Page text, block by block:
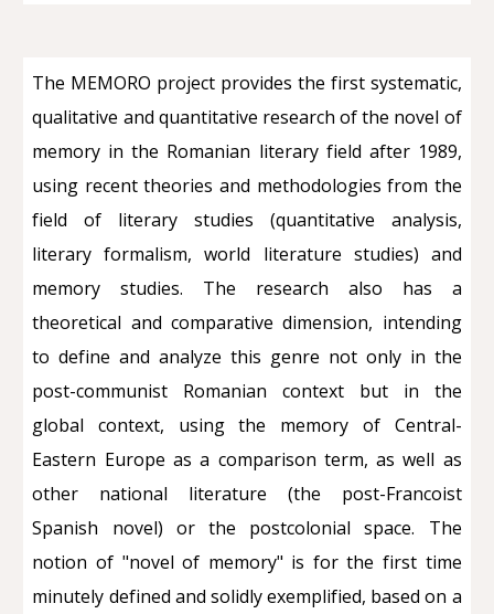
The MEMORO project provides the first systematic,
qualitative and quantitative research of the novel of
memory in the Romanian literary field after 1989,
using recent theories and methodologies from the
field of literary studies (quantitative analysis,
literary formalism, world literature studies) and
memory studies. The research also has a
theoretical and comparative dimension, intending
to define and analyze this genre not only in the
post-communist Romanian context but in the
global context, using the memory of Central-
Eastern Europe as a comparison term, as well as
other national literature (the post-Francoist
Spanish novel) or the postcolonial space. The
notion of "novel of memory" is for the first time
minutely defined and solidly exemplified, based on a